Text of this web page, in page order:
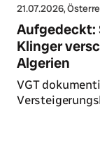
21.07.2026,
Aufgedeckt:
Klinger
Algerien
VGT